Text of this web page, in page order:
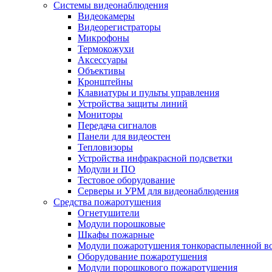
Системы видеонаблюдения
Видеокамеры
Видеорегистраторы
Микрофоны
Термокожухи
Аксессуары
Объективы
Кронштейны
Клавиатуры и пульты управления
Устройства защиты линий
Мониторы
Передача сигналов
Панели для видеостен
Тепловизоры
Устройства инфракрасной подсветки
Модули и ПО
Тестовое оборудование
Серверы и УРМ для видеонаблюдения
Средства пожаротушения
Огнетушители
Модули порошковые
Шкафы пожарные
Модули пожаротушения тонкораспыленной
Оборудование пожаротушения
Модули порошкового пожаротушения